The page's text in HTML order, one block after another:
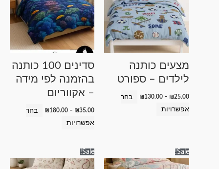
מצעים כותנה
לילדים – ספורט
₪25.00
–
₪ 130.00
עד
⁦₪130.00⁩
בחר
אפשרויות
יש
מספר
סוגים.
את
האפשרויות
בעמוד
סדינים 100 כותנה
בהזמנה לפי מידה
– אקווריום
₪35.00
–
₪ 180.00
עד
⁦₪180.00⁩
בחר
אפשרויות
יש
מספר
סוגים.
ניתן
את
האפשרויות
בעמוד
Sale!
מחירים:
⁦₪35.00⁩
זה
Sale!
מחירים:
⁦₪35.00⁩
זה